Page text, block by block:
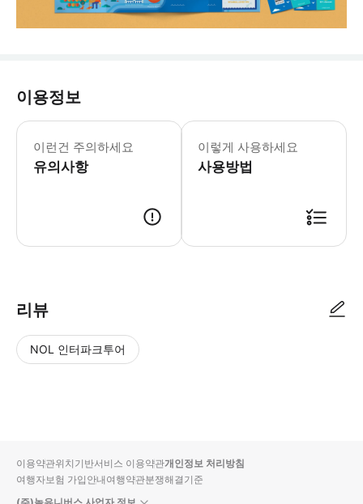
이용정보
이런건 주의하세요
유의사항
- 추가정보 * 대중교통 서비스이므로
- 예약확정 * 예약 후 확정 여부를 바
이렇게 사용하세요
사용방법
리뷰
NOL 인터파크투어
입니
다.
순
상
이용약관위치기반서비스 이용약관개인정보 처리방침
여행자보험 가입안내여행약관분쟁해결기준